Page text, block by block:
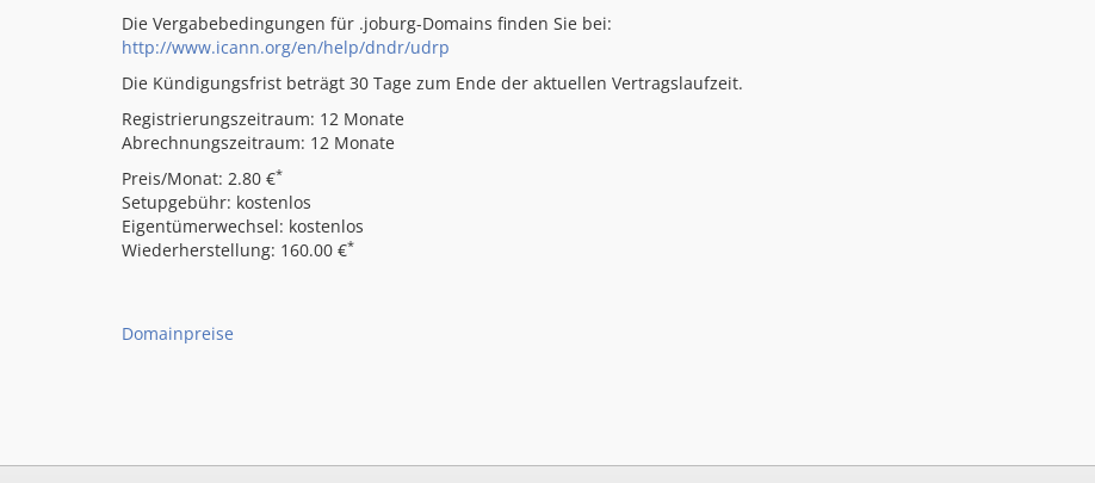
Die Vergabebedingungen für .joburg-Domains finden Sie bei:
http://www.icann.org/en/help/dndr/udrp
Die Kündigungsfrist beträgt 30 Tage zum Ende der aktuellen Vertragslaufzeit.
Registrierungszeitraum: 12 Monate
Abrechnungszeitraum: 12 Monate
Preis/Monat: 2.80 €*
Setupgebühr: kostenlos
Eigentümerwechsel: kostenlos
Wiederherstellung: 160.00 €*
Domainpreise